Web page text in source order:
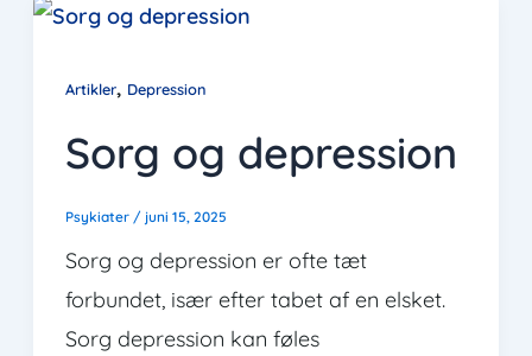
Artikler, Depression
Sorg og depression
Psykiater / juni 15, 2025
Sorg og depression er ofte tæt
forbundet, især efter tabet af en elsket.
Sorg depression kan føles